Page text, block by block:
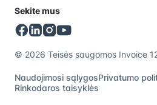
Sekite mus
© 2026 Teisės saugomos Invoice
Naudojimosi sąlygosPrivatumo
Rinkodaros taisyklės